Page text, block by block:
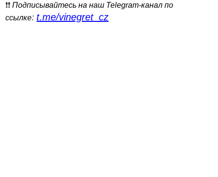
❗️❗️Подписывайтесь на наш Telegram-канал по
ссылке: t.me/vinegret_cz